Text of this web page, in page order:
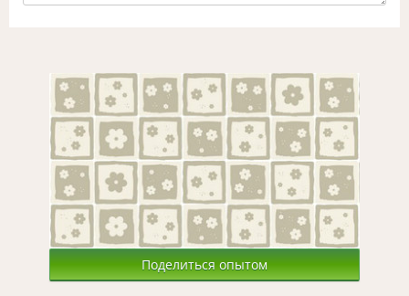
Поделиться опытом